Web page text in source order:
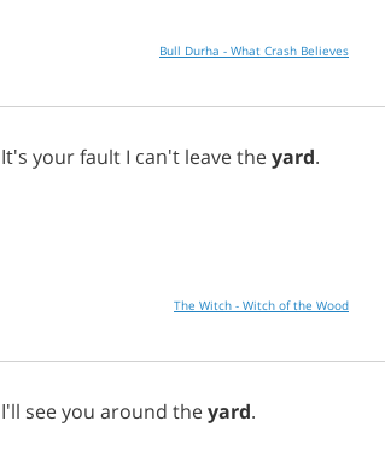
Bull Durha - What Crash Believes
It's yourfault I can't leavetheyard.
The Witch - Witch of the Wood
I'll seeyou around theyard.